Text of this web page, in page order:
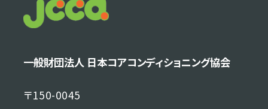
一般財団法人 日本コアコンディショニング協会
〒150-0045